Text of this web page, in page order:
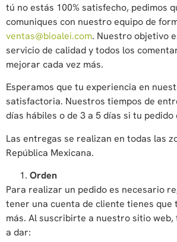
tú no estás 100% satisfecho, pedimos
comuniques con nuestro equipo de
ventas@bioalei.com. Nuestro objetivo
servicio de calidad y todos los
mejorar cada vez más.
Esperamos que tu experiencia en
satisfactoria. Nuestros tiempos de
días hábiles o de 3 a 5 días si tu pedido
Las entregas se realizan en todas las
República Mexicana.
Orden
Para realizar un pedido es necesario
tener una cuenta de cliente tienes que
más. Al suscribirte a nuestro sitio
a dar: